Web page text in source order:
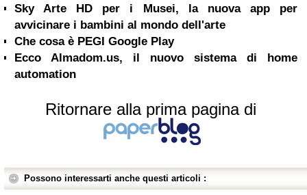
Sky Arte HD per i Musei, la nuova app per
avvicinare i bambini al mondo dell'arte
Che cosa è PEGI Google Play
Ecco Almadom.us, il nuovo sistema di home
automation
Ritornare alla prima pagina di
Possono interessarti anche questi articoli :